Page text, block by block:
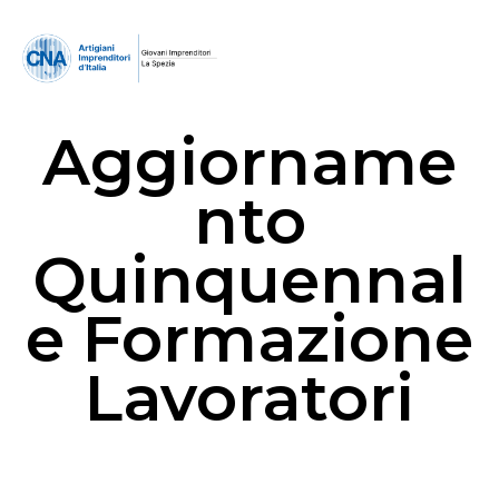
Aggiorname
nto
Quinquennal
e Formazione
Lavoratori